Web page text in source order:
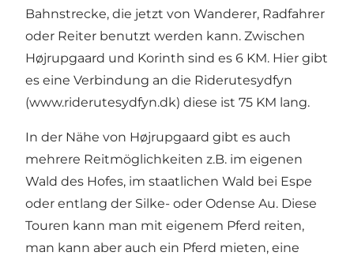
Bahnstrecke, die jetzt von Wanderer, Radfahrer
oder Reiter benutzt werden kann. Zwischen
Højrupgaard und Korinth sind es 6 KM. Hier gibt
es eine Verbindung an die Riderutesydfyn
(www.riderutesydfyn.dk) diese ist 75 KM lang.
In der Nähe von Højrupgaard gibt es auch
mehrere Reitmöglichkeiten z.B. im eigenen
Wald des Hofes, im staatlichen Wald bei Espe
oder entlang der Silke- oder Odense Au. Diese
Touren kann man mit eigenem Pferd reiten,
man kann aber auch ein Pferd mieten, eine